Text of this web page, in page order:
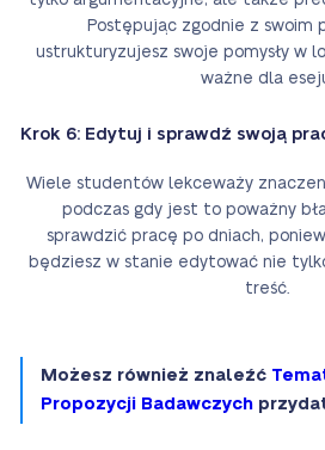
Postępując zgodnie z swoim
ustrukturyzujesz swoje pomysły w
ważne dla
Krok 6: Edytuj i sprawdź swoją
Wiele studentów lekceważy
podczas gdy jest to poważny
sprawdzić pracę po dniach,
będziesz w stanie edytować nie
treść.
Możesz również znaleźć
Propozycji Badawczych